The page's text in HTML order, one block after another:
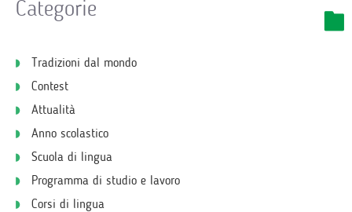
Categorie
Tradizioni dal mondo
Contest
Attualità
Anno scolastico
Scuola di lingua
Programma di studio e lavoro
Corsi di lingua